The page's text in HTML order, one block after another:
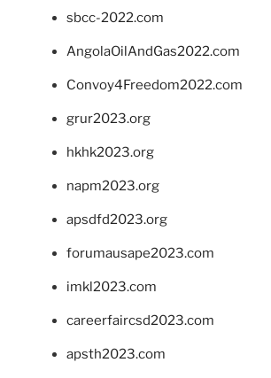
sbcc-2022.com
AngolaOilAndGas2022.com
Convoy4Freedom2022.com
grur2023.org
hkhk2023.org
napm2023.org
apsdfd2023.org
forumausape2023.com
imkl2023.com
careerfaircsd2023.com
apsth2023.com